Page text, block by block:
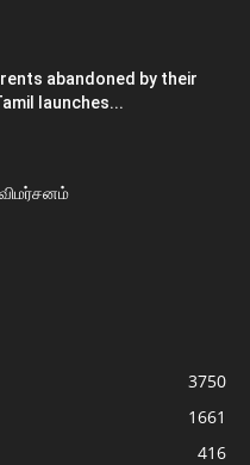
abandoned by their
launches...
3750
1661
416